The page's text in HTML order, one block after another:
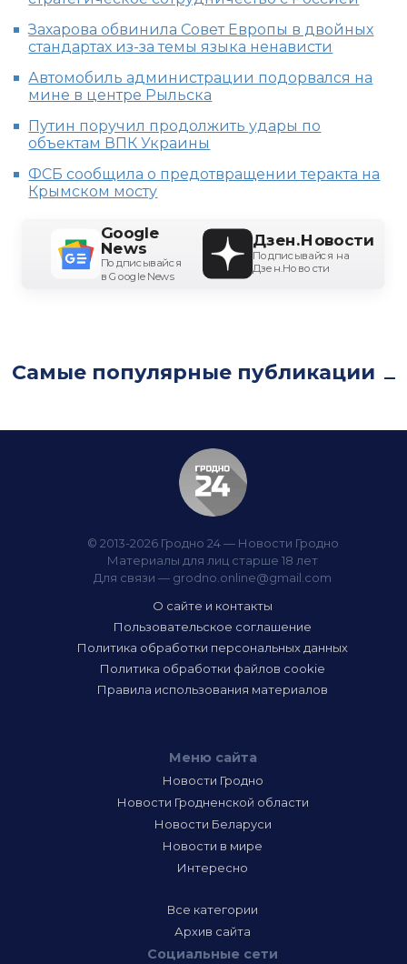
Захарова обвинила Совет Европы в двойных
стандартах из-за темы языка ненависти
Автомобиль администрации подорвался на
мине в центре Рыльска
Путин поручил продолжить удары по
объектам ВПК Украины
ФСБ сообщила о предотвращении теракта на
Крымском мосту
Google
News
Подписывайся
в Google News
Дзен.Новости
Подписывайся на
Дзен.Новости
Самые популярные публикации
© 2013-2026 Гродно 24 — Новости Гродно
Материалы для лиц старше 18 лет
Для связи — grodno.online@gmail.com
О сайте и контакты
Пользовательское соглашение
Политика обработки персональных данных
Политика обработки файлов cookie
Правила использования материалов
Меню сайта
Новости Гродно
Новости Гродненской области
Новости Беларуси
Новости в мире
Интересно
Все категории
Архив сайта
Социальные сети